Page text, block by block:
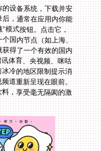
设备系统，下载并安
，通常在应用内你能
”模式按钮。点击它，
国内节点（如上海、
得了一个有效的国内
体育、央视频、咪咕
冷的地区限制提示消
道重新呈现在眼前。
，享受毫无隔阂的激